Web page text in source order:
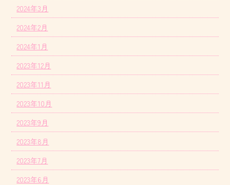
2024年3月
2024年2月
2024年1月
2023年12月
2023年11月
2023年10月
2023年9月
2023年8月
2023年7月
2023年6月